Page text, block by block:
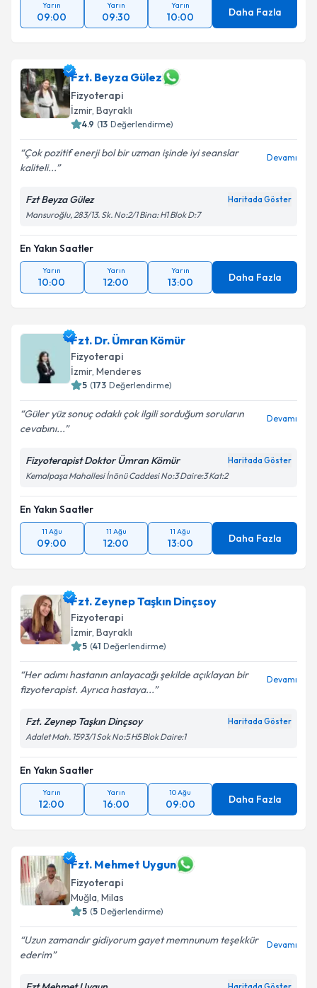
Yarın
09:00
Yarın
09:30
Yarın
10:00 Daha Fazla
Fzt. Beyza Gülez
Fizyoterapi
İzmir, Bayraklı
4.9 (13 Değerlendirme)
Çok pozitif enerji bol bir uzman işinde iyi seanslar
kaliteli...
Devamı
Fzt Beyza Gülez Haritada Göster
Mansuroğlu, 283/13. Sk. No:2/1 Bina: H1 Blok D:7
En Yakın Saatler
Yarın
10:00
Yarın
12:00
Yarın
13:00 Daha Fazla
Fzt. Dr. Ümran Kömür
Fizyoterapi
İzmir, Menderes
5 (173 Değerlendirme)
Güler yüz sonuç odaklı çok ilgili sorduğum soruların
cevabını...
Devamı
Fizyoterapist Doktor Ümran Kömür Haritada Göster
Kemalpaşa Mahallesi İnönü Caddesi No:3 Daire:3 Kat:2
En Yakın Saatler
11 Ağu
09:00
11 Ağu
12:00
11 Ağu
13:00 Daha Fazla
Fzt. Zeynep Taşkın Dinçsoy
Fizyoterapi
İzmir, Bayraklı
5 (41 Değerlendirme)
Her adımı hastanın anlayacağı şekilde açıklayan bir
fizyoterapist. Ayrıca hastaya...
Devamı
Fzt. Zeynep Taşkın Dinçsoy Haritada Göster
Adalet Mah. 1593/1 Sok No:5 H5 Blok Daire:1
En Yakın Saatler
Yarın
12:00
Yarın
16:00
10 Ağu
09:00 Daha Fazla
Fzt. Mehmet Uygun
Fizyoterapi
Muğla, Milas
5 (5 Değerlendirme)
Uzun zamandır gidiyorum gayet memnunum teşekkür
ederim
Devamı